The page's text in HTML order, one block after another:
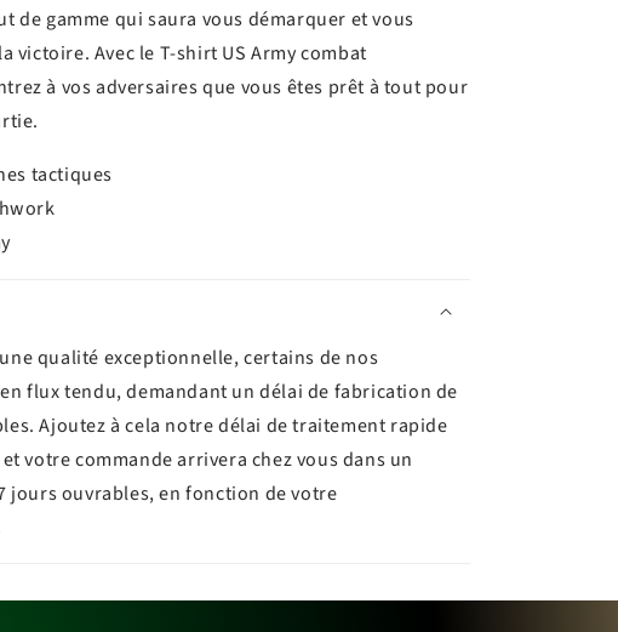
de gamme qui saura vous démarquer et vous
victoire. Avec le T-shirt US Army combat
à vos adversaires que vous êtes prêt à tout pour
tactiques
qualité exceptionnelle, certains de nos
flux tendu, demandant un délai de fabrication de
Ajoutez à cela notre délai de traitement rapide
votre commande arrivera chez vous dans un
jours ouvrables, en fonction de votre